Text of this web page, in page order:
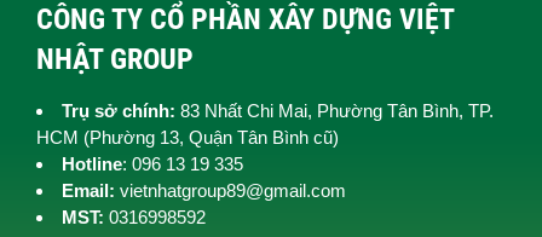
CÔNG TY CỔ PHẦN XÂY DỰNG VIỆT
NHẬT GROUP
Trụ sở chính: 83 Nhất Chi Mai, Phường Tân Bình, TP.
HCM (Phường 13, Quận Tân Bình cũ)
Hotline: 096 13 19 335
Email: vietnhatgroup89@gmail.com
MST: 0316998592